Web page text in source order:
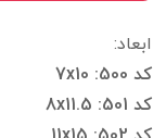
ابعاد:
کد 500: 7x10
کد 501: 8x11.5